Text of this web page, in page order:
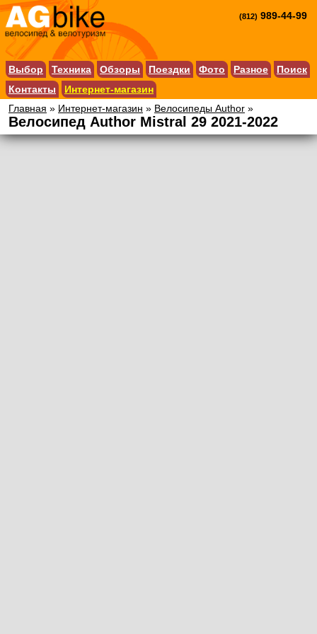
(812) 989-44-99
Выбор Техника Обзоры Поездки Фото Разное
Поиск
Контакты
Интернет-магазин
Главная » Интернет-магазин » Велосипеды Author »
Велосипед Author Mistral 29 2021-2022